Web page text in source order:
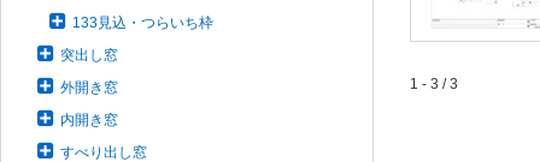
133見込・つらいち枠
突出し窓
外開き窓
内開き窓
すべり出し窓
1 - 3 / 3